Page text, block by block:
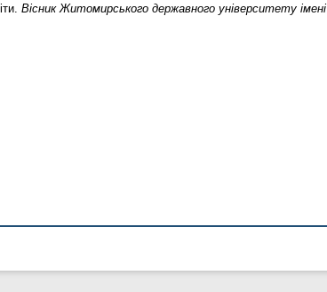
Вісник Житомирського державного університету імені